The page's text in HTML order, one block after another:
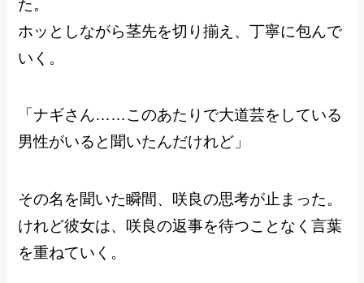
た。
ホッとしながら茎先を切り揃え、丁寧に包んで
いく。
「ナギさん……このあたりで大道芸をしている
男性がいると聞いたんだけれど」
その名を聞いた瞬間、咲良の思考が止まった。
けれど彼女は、咲良の返事を待つことなく言葉
を重ねていく。